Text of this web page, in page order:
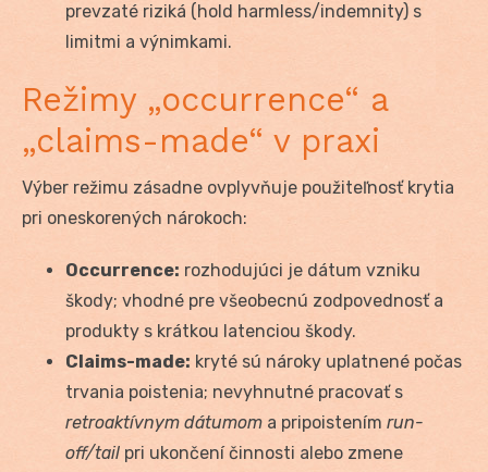
prevzaté riziká (hold harmless/indemnity) s
limitmi a výnimkami.
Režimy „occurrence“ a
„claims-made“ v praxi
Výber režimu zásadne ovplyvňuje použiteľnosť krytia
pri oneskorených nárokoch:
Occurrence: rozhodujúci je dátum vzniku
škody; vhodné pre všeobecnú zodpovednosť a
produkty s krátkou latenciou škody.
Claims-made: kryté sú nároky uplatnené počas
trvania poistenia; nevyhnutné pracovať s
retroaktívnym dátumom a pripoistením run-
off/tail pri ukončení činnosti alebo zmene